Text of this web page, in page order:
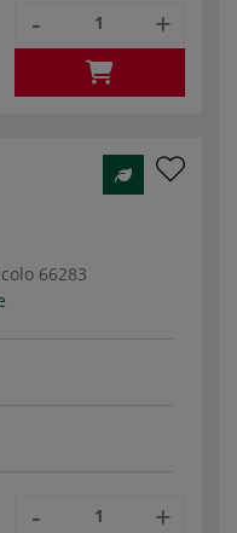
- +
66283
- +